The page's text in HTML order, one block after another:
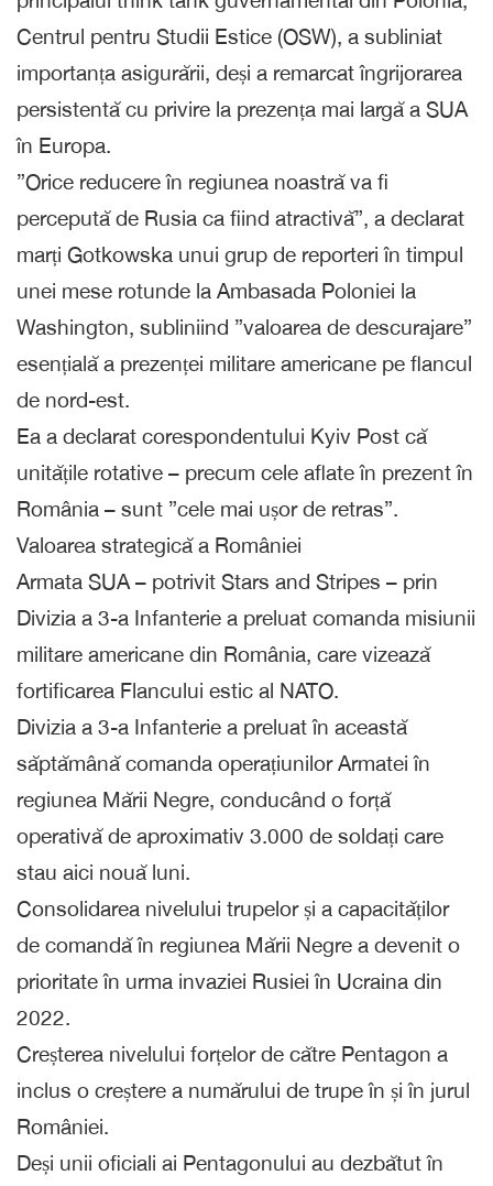
Centrul pentru Studii Estice (OSW), a subliniat
importanța asigurării, deși a remarcat îngrijorarea
persistentă cu privire la prezența mai largă a SUA
în Europa.
”Orice reducere în regiunea noastră va fi
percepută de Rusia ca fiind atractivă”, a declarat
marți Gotkowska unui grup de reporteri în timpul
unei mese rotunde la Ambasada Poloniei la
Washington, subliniind ”valoarea de descurajare”
esențială a prezenței militare americane pe flancul
de nord-est.
Ea a declarat corespondentului Kyiv Post că
unitățile rotative – precum cele aflate în prezent în
România – sunt ”cele mai ușor de retras”.
Valoarea strategică a României
Armata SUA – potrivit Stars and Stripes – prin
Divizia a 3-a Infanterie a preluat comanda misiunii
militare americane din România, care vizează
fortificarea Flancului estic al NATO.
Divizia a 3-a Infanterie a preluat în această
săptămână comanda operațiunilor Armatei în
regiunea Mării Negre, conducând o forță
operativă de aproximativ 3.000 de soldați care
stau aici nouă luni.
Consolidarea nivelului trupelor și a capacităților
de comandă în regiunea Mării Negre a devenit o
prioritate în urma invaziei Rusiei în Ucraina din
2022.
Creșterea nivelului forțelor de către Pentagon a
inclus o creștere a numărului de trupe în și în jurul
României.
Deși unii oficiali ai Pentagonului au dezbătut în